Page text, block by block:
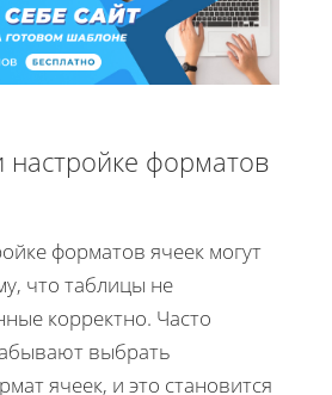
форматов
форматов ячеек могут
что таблицы не
корректно. Часто
выбрать
ячеек, и это становится